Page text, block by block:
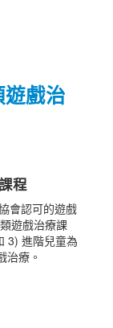
戲治
程
會認可的遊戲
遊戲治療課
3) 進階兒童為
治療。